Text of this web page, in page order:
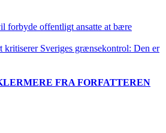
forbyde offentligt ansatte at bære
kritiserer Sveriges grænsekontrol: Den er
MERE FRA FORFATTEREN